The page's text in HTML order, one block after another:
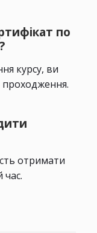
по
курсу, ви
проходження.
отримати
час.